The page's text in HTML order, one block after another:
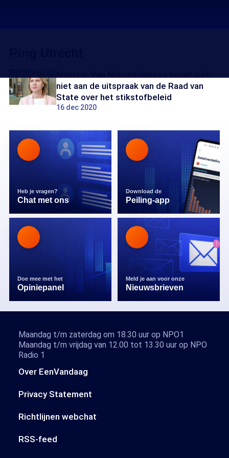
niet aan de uitspraak van de Raad van
State over het stikstofbeleid
16 dec 2020
Heb je vragen?
Chat met ons
Download de
Peiling-app
Doe mee met het
Opiniepanel
Meld je aan voor onze
Nieuwsbrieven
Over EenVandaag
Privacy Statement
Richtlijnen webchat
RSS-feed
Maandag t/m zaterdag om 18.30 uur op NPO1
Maandag t/m vrijdag van 12.00 tot 13.30 uur op NPO
Radio 1